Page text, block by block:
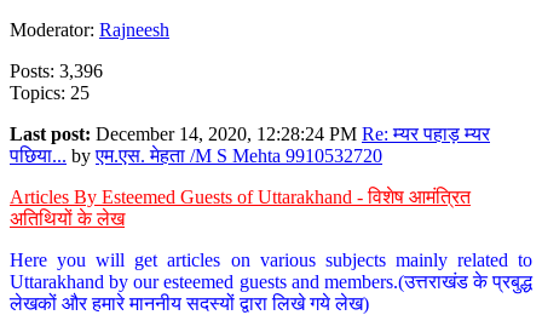
Moderator: Rajneesh
Posts: 3,396
Topics: 25
Last post: December 14, 2020, 12:28:24 PM Re: म्यर पहाड़ म्यर
पछिया... byएम.एस. मेहता /M S Mehta 9910532720
Articles By Esteemed Guests of Uttarakhand - विशेष आमंत्रित
अतिथियों के लेख
Here you will get articles on various subjects mainly related to
Uttarakhand by our esteemed guests and members.(उत्तराखंड के प्रबुद्ध
लेखकों और हमारे माननीय सदस्यों द्वारा लिखे गये लेख)